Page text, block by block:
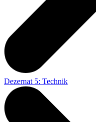
Dezernat 5: Technik